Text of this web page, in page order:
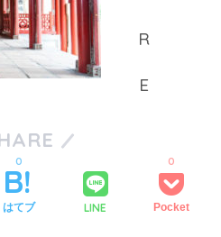
はてブ
0
LINE Pocket
0